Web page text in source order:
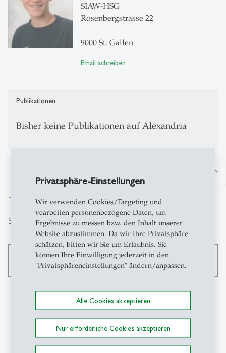
Privatsphäre-Einstellungen
Wir verwenden Cookies/Targeting und
vearbeiten personenbezogene Daten, um
Ergebnisse zu messen bzw. den Inhalt unserer
Website abzustimmen. Da wir Ihre Privatsphäre
schätzen, bitten wir Sie um Erlaubnis. Sie
können Ihre Einwilligung jederzeit in den
"Privatsphäreneinstellungen" ändern/anpassen.
Alle Cookies akzeptieren
Nur erforderliche Cookies akzeptieren
SIAW-HSG
Rosenbergstrasse 22
9000 St. Gallen
Email schreiben
Publikationen
Bisher keine Publikationen auf Alexandria
north
From insight to impact.
Suche
Kontakt
SIAW-HSG